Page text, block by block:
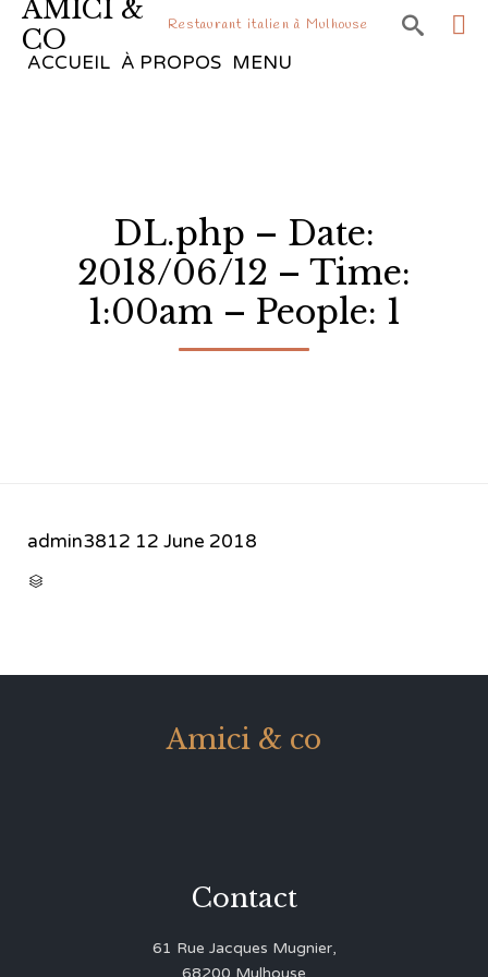
AMICI &
CO
Restaurant italien à Mulhouse 
ACCUEIL À PROPOS MENU
DL.php – Date:
2018/06/12 – Time:
1:00am – People: 1
admin3812 12 June 2018

Amici & co
Contact
61 Rue Jacques Mugnier,